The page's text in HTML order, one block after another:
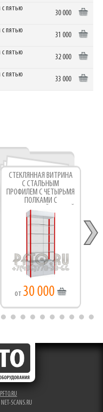
пятью
30 000
пятью
31 000
пятью
32 000
пятью
33 000
СТЕКЛЯННАЯ ВИТРИНА
С СТАЛЬНЫМ
ПРОФИЛЕМ С ЧЕТЫРЬМЯ
ПОЛКАМИ С
ПОДТОВАРНОЙ ТУМБОЙ
от 30 000
PFTO.RU
SCANS.RU